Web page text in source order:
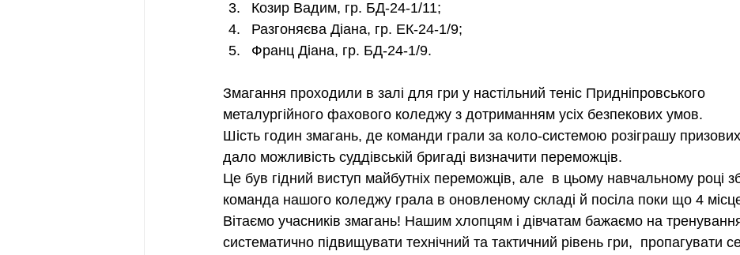
Козир Вадим, гр. БД-24-1/11;
Разгоняєва Діана, гр. ЕК-24-1/9;
Франц Діана, гр. БД-24-1/9.
Змагання проходили в залі для гри у настільний теніс Придніпровського
металургійного фахового коледжу з дотриманням усіх безпекових умов.
Шість годин змагань, де команди грали за коло-системою розіграшу
дало можливість суддівській бригаді визначити переможців.
Це був гідний виступ майбутніх переможців, але в цьому навчальному році
команда нашого коледжу грала в оновленому складі й посіла поки що 4
Вітаємо учасників змагань! Нашим хлопцям і дівчатам бажаємо на
систематично підвищувати технічний та тактичний рівень гри,  пропагувати